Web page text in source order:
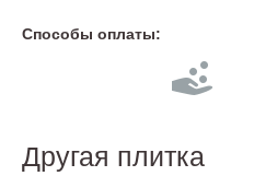
Способы оплаты:
Другая плитка